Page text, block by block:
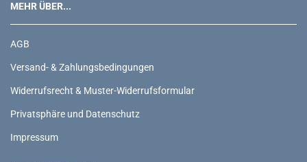
MEHR ÜBER...
AGB
Versand- & Zahlungsbedingungen
Widerrufsrecht & Muster-Widerrufsformular
Privatsphäre und Datenschutz
Impressum